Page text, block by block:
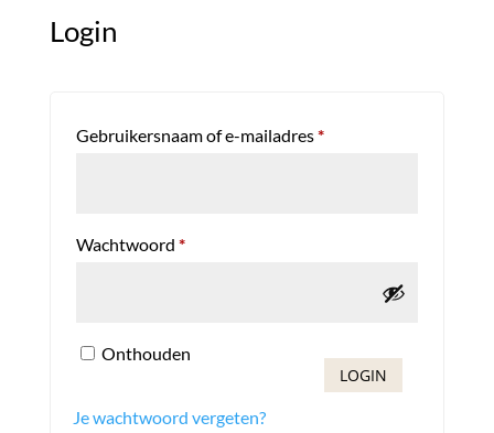
Login
Gebruikersnaam of e-mailadres*Vereist
Wachtwoord *Vereist
Onthouden
LOGIN
Je wachtwoord vergeten?